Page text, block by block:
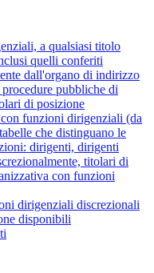
a qualsiasi titolo
quelli conferiti
dall'organo di indirizzo
pubbliche di
di posizione
funzioni dirigenziali (da
che distinguano le
dirigenti, dirigenti
titolari di
con funzioni
dirigenziali discrezionali
disponibili